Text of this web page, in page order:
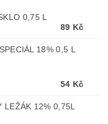
0,75 L
89 Kč
18% 0,5 L
54 Kč
LEŽÁK 12% 0,75L